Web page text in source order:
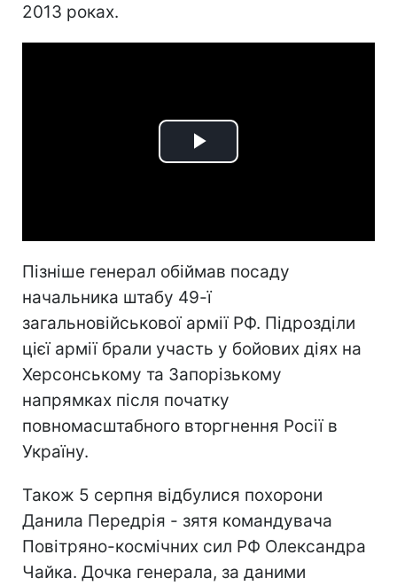
2013 роках.
Play
Пізніше генерал обіймав посаду
начальника штабу 49-ї
загальновійськової армії РФ. Підрозділи
цієї армії брали участь у бойових діях на
Херсонському та Запорізькому
напрямках після початку
повномасштабного вторгнення Росії в
Україну.
Також 5 серпня відбулися похорони
Данила Передрія - зятя командувача
Повітряно-космічних сил РФ Олександра
Чайка. Дочка генерала, за даними